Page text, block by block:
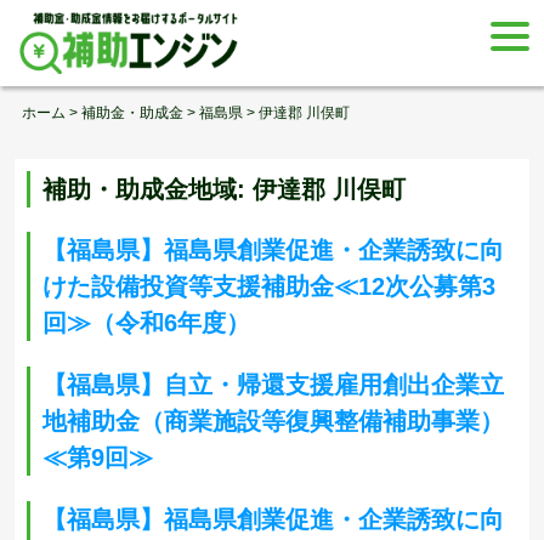
Skip
content
ホーム > 補助金・助成金 > 福島県 > 伊達郡 川俣町
補助・助成金地域: 伊達郡 川俣町
【福島県】福島県創業促進・企業誘致に向
けた設備投資等支援補助金≪12次公募第3
回≫（令和6年度）
【福島県】自立・帰還支援雇用創出企業立
地補助金（商業施設等復興整備補助事業）
≪第9回≫
【福島県】福島県創業促進・企業誘致に向